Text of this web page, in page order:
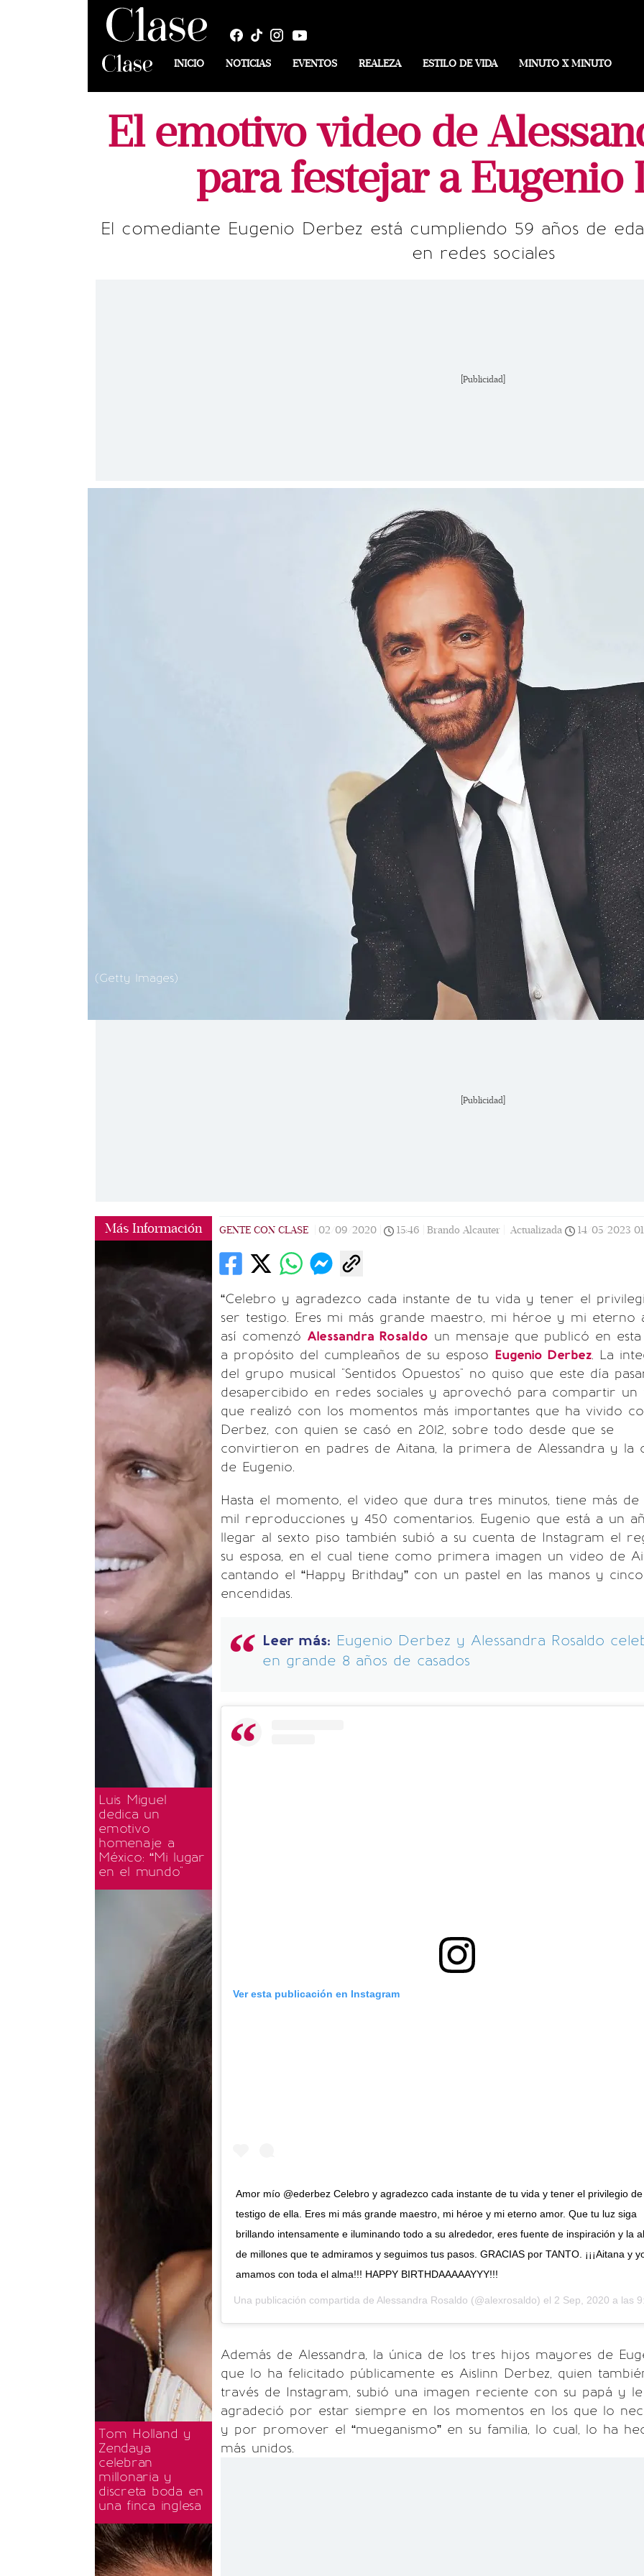
INICIO NOTICIAS EVENTOS REALEZA ESTILO DE VIDA MINUTO X MINUTO
El emotivo video de
para festejar a Eugenio
El comediante Eugenio Derbez está cumpliendo 59 años de
en redes sociales
[Publicidad]
(Getty Images)
[Publicidad]
Más Información
Luis Miguel
dedica un
emotivo
homenaje a
México: “Mi lugar
en el mundo"
Tom Holland y
Zendaya
celebran
millonaria y
discreta boda en
una finca inglesa
GENTE CON CLASE 02/09/2020 15:46 Brando Alcauter | Actualizada 14/05/2023
“Celebro y agradezco cada instante de tu vida y tener el
ser testigo. Eres mi más grande maestro, mi héroe y mi eterno
así comenzó Alessandra Rosaldo un mensaje que publicó en
a propósito del cumpleaños de su esposo Eugenio Derbez. La
del grupo musical "Sentidos Opuestos" no quiso que este día
desapercibido en redes sociales y aprovechó para compartir un
que realizó con los momentos más importantes que ha vivido
Derbez, con quien se casó en 2012, sobre todo desde que se
convirtieron en padres de Aitana, la primera de Alessandra y la
de Eugenio.
Hasta el momento, el video que dura tres minutos, tiene más de
mil reproducciones y 450 comentarios. Eugenio que está a un
llegar al sexto piso también subió a su cuenta de Instagram el
su esposa, en el cual tiene como primera imagen un video de
cantando el “Happy Brithday” con un pastel en las manos y
encendidas.
Leer más: Eugenio Derbez y Alessandra Rosaldo
en grande 8 años de casados
Ver esta publicación en Instagram
Amor mío @ederbez Celebro y agradezco cada instante de tu vida y tener el privilegio
testigo de ella. Eres mi más grande maestro, mi héroe y mi eterno amor. Que tu luz siga
brillando intensamente e iluminando todo a su alrededor, eres fuente de inspiración y la
de millones que te admiramos y seguimos tus pasos. GRACIAS por TANTO. ¡¡¡Aitana y
amamos con toda el alma!!! HAPPY BIRTHDAAAAAYYY!!!
Una publicación compartida de Alessandra Rosaldo (@alexrosaldo) el 2 Sep, 2020 a las
Además de Alessandra, la única de los tres hijos mayores de
que lo ha felicitado públicamente es Aislinn Derbez, quien
través de Instagram, subió una imagen reciente con su papá y le
agradeció por estar siempre en los momentos en los que lo
y por promover el “mueganismo” en su familia, lo cual, lo ha
más unidos.